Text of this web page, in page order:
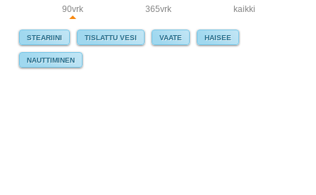
90vrk 365vrk kaikki
STEARIINI TISLATTU VESI VAATE HAISEE
NAUTTIMINEN